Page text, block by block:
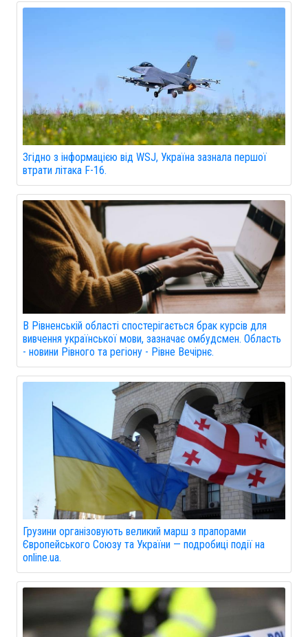
Згідно з інформацією від WSJ, Україна зазнала першої
втрати літака F-16.
В Рівненській області спостерігається брак курсів для
вивчення української мови, зазначає омбудсмен. Область
- новини Рівного та регіону - Рівне Вечірнє.
Грузини організовують великий марш з прапорами
Європейського Союзу та України — подробиці події на
online.ua.